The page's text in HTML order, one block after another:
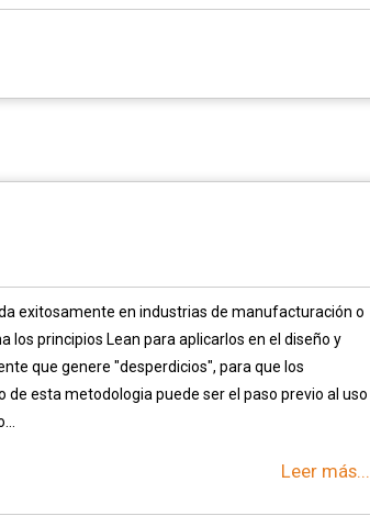
exitosamente en industrias de manufacturación o
los principios Lean para aplicarlos en el diseño y
que genere "desperdicios", para que los
esta metodologia puede ser el paso previo al uso
Leer más...